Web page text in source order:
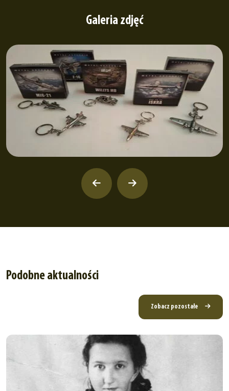
Galeria zdjęć
Podobne aktualności
Zobacz pozostałe